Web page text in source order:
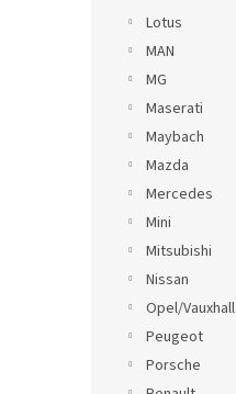
Lotus
MAN
MG
Maserati
Maybach
Mazda
Mercedes
Mini
Mitsubishi
Nissan
Opel/Vauxhall
Peugeot
Porsche